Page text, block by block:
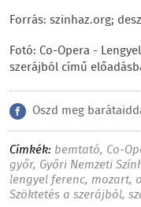
Forrás: szinhaz.org;
Fotó: Co-Opera -
szerájból című
Oszd meg
Címkék: bemtató, Co-
győr, Győri Nemzeti
lengyel ferenc, mozart,
Szöktetés a szerájból,